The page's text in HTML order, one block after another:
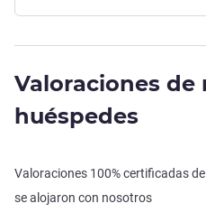
Valoraciones de
huéspedes
Valoraciones 100% certificadas
se alojaron con nosotros